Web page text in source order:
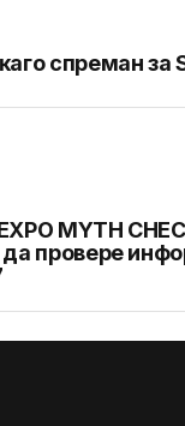
спреман за
MYTH
провере